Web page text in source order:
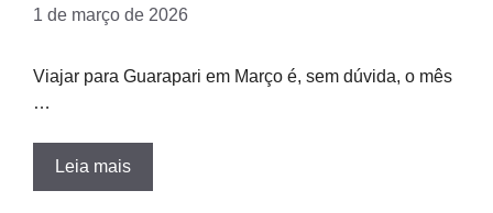
1 de março de 2026
Viajar para Guarapari em Março é, sem dúvida, o mês
…
Leia mais